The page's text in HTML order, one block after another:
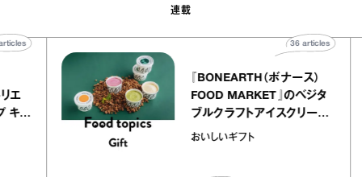
連載
トリエ
ープ キャ
40articles
『BONEARTH（ボナース）
FOOD MARKET』のベジタ
ブルクラフトアイスクリーム
｜真野知子の「おいしいギフ
おいしいギフト
36articles